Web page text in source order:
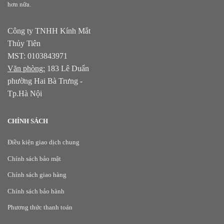
hơn nữa.
Công ty TNHH Kính Mắt
Thủy Tiên
MST: 0103843971
Văn phòng: 183 Lê Duẩn
phường Hai Bà Trưng -
Tp.Hà Nội
CHÍNH SÁCH
Điều kiện giao dịch chung
Chính sách bảo mật
Chính sách giao hàng
Chính sách bảo hành
Phương thức thanh toán